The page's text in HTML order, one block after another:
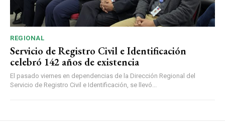
REGIONAL
Servicio de Registro Civil e Identificación
celebró 142 años de existencia
El pasado viernes en dependencias de la Dirección Regional del
Servicio de Registro Civil e Identificación, se llevó...